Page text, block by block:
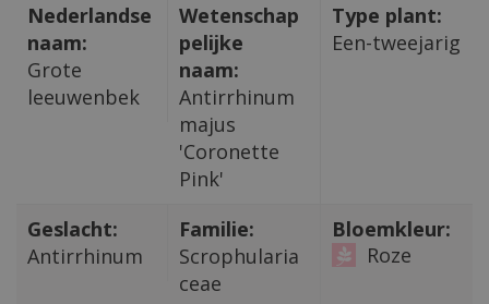
Nederlandse
naam:
Grote
leeuwenbek
Wetenschap
pelijke
naam:
Antirrhinum
majus
'Coronette
Pink'
Type plant:
Een-tweejarig
Geslacht:
Antirrhinum
Familie:
Scrophularia
ceae
Bloemkleur:
Roze